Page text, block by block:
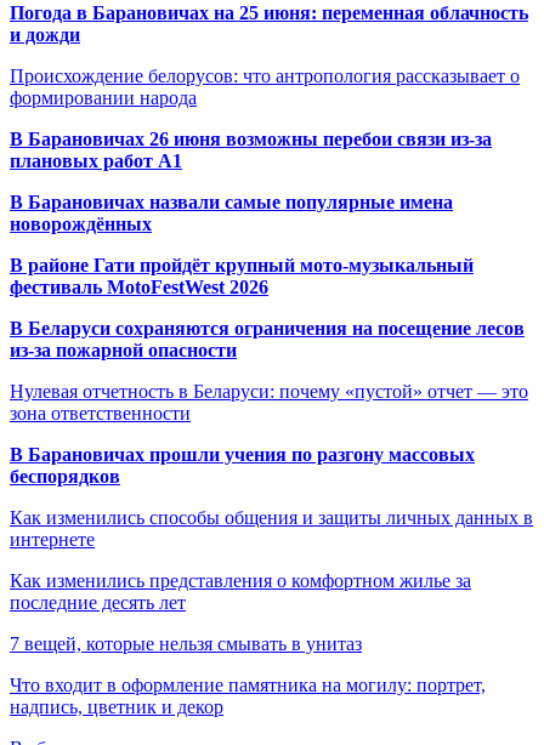
Погода в Барановичах на 25 июня: переменная облачность
и дожди
Происхождение белорусов: что антропология рассказывает о
формировании народа
В Барановичах 26 июня возможны перебои связи из-за
плановых работ A1
В Барановичах назвали самые популярные имена
новорождённых
В районе Гати пройдёт крупный мото-музыкальный
фестиваль MotoFestWest 2026
В Беларуси сохраняются ограничения на посещение лесов
из-за пожарной опасности
Нулевая отчетность в Беларуси: почему «пустой» отчет — это
зона ответственности
В Барановичах прошли учения по разгону массовых
беспорядков
Как изменились способы общения и защиты личных данных в
интернете
Как изменились представления о комфортном жилье за
последние десять лет
7 вещей, которые нельзя смывать в унитаз
Что входит в оформление памятника на могилу: портрет,
надпись, цветник и декор